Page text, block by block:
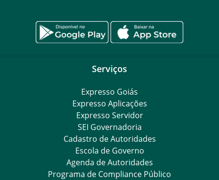
Serviços
Expresso Goiás
Expresso Aplicações
Expresso Servidor
SEI Governadoria
Cadastro de Autoridades
Escola de Governo
Agenda de Autoridades
Programa de Compliance Público